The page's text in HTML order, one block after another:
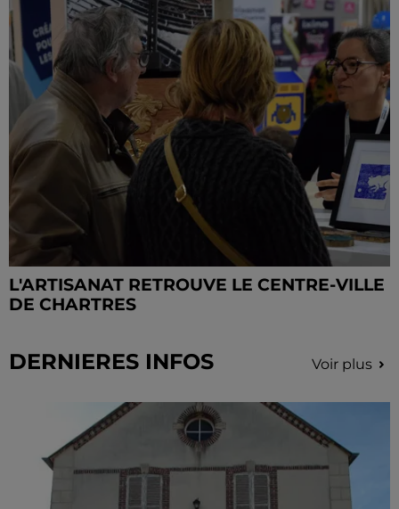
L'ARTISANAT RETROUVE LE CENTRE-VILLE
DE CHARTRES
DERNIERES INFOS Voir plus